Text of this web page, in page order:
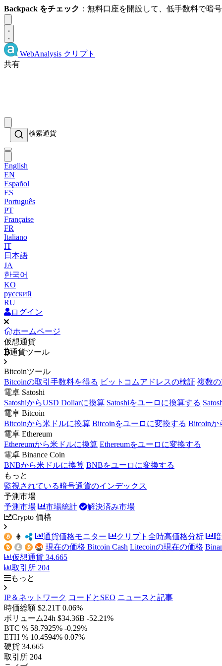
Backpack をチェック ：無料口座を開設して、低手数料で暗
WebAnalysis クリプト
共有
English
EN
Español
ES
Português
PT
Française
FR
Italiano
IT
日本語
JA
한국어
KO
русский
RU
ログイン
ホームページ
仮想通貨
通貨ツール
Bitcoinツール
Bitcoinの取引手数料を得る ビットコムアドレスの検証 複数
電卓 Satoshi
SatoshiからUSD Dollarに換算 Satoshiをユーロに換算する
電卓 Bitcoin
Bitcoinから米ドルに換算 Bitcoinをユーロに変換する Bitcoinか
電卓 Ethereum
Ethereumから米ドルに換算 Ethereumをユーロに変換する
電卓 Binance Coin
BNBから米ドルに換算 BNBをユーロに変換する
もっと
監視されている暗号通貨のインデックス
予測市場
予測市場
市場統計
解決済み市場
Crypto 価格
通貨価格モニター クリプト全時高価格分析
現在の価格 Bitcoin Cash Litecoinの現在の価格
仮想通貨 34.665
取引所 204
もっと
IP＆ネットワーク コードとSEO ニュースと記事
時価総額 $2.21T 0.06%
ボリューム24h $34.36B -52.21%
BTC % 58.7925% -0.29%
ETH % 10.4594% 0.07%
硬貨 34.665
取引所 204